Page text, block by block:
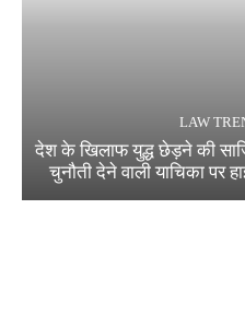
LAW
देश के खिलाफ युद्ध छेड़ने की
चुनौती देने वाली याचिका पर